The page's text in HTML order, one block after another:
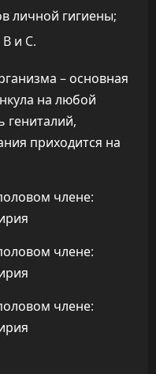
личной гигиены;
и C.
– основная
на любой
гениталий,
приходится на